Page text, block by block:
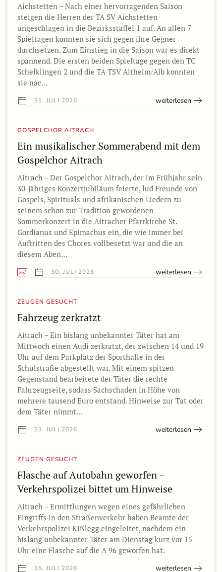
Aichstetten – Nach einer hervorragenden Saison
steigen die Herren der TA SV Aichstetten
ungeschlagen in die Bezirksstaffel 1 auf. An allen 7
Spieltagen konnten sie sich gegen ihre Gegner
durchsetzen. Zum Einstieg in die Saison war es direkt
spannend. Die ersten beiden Spieltage gegen den TC
Schelklingen 2 und die TA TSV Altheim/Alb konnten
sie nac…
31. JULI 2026 weiterlesen
GOSPELCHOR AITRACH
Ein musikalischer Sommerabend mit dem
Gospelchor Aitrach
Aitrach – Der Gospelchor Aitrach, der im Frühjahr sein
30-jähriges Konzertjubiläum feierte, lud Freunde von
Gospels, Spirituals und afrikanischen Liedern zu
seinem schon zur Tradition gewordenen
Sommerkonzert in die Aitracher Pfarrkirche St.
Gordianus und Epimachus ein, die wie immer bei
Auftritten des Chores vollbesetzt war und die an
diesem Aben…
30. JULI 2026 weiterlesen
ZEUGEN GESUCHT
Fahrzeug zerkratzt
Aitrach – Ein bislang unbekannter Täter hat am
Mittwoch einen Audi zerkratzt, der zwischen 14 und 19
Uhr auf dem Parkplatz der Sporthalle in der
Schulstraße abgestellt war. Mit einem spitzen
Gegenstand bearbeitete der Täter die rechte
Fahrzeugseite, sodass Sachschaden in Höhe von
mehrere tausend Euro entstand. Hinweise zur Tat oder
dem Täter nimmt…
23. JULI 2026 weiterlesen
ZEUGEN GESUCHT
Flasche auf Autobahn geworfen –
Verkehrspolizei bittet um Hinweise
Aitrach – Ermittlungen wegen eines gefährlichen
Eingriffs in den Straßenverkehr haben Beamte der
Verkehrspolizei Kißlegg eingeleitet, nachdem ein
bislang unbekannter Täter am Dienstag kurz vor 15
Uhr eine Flasche auf die A 96 geworfen hat.
15. JULI 2026 weiterlesen